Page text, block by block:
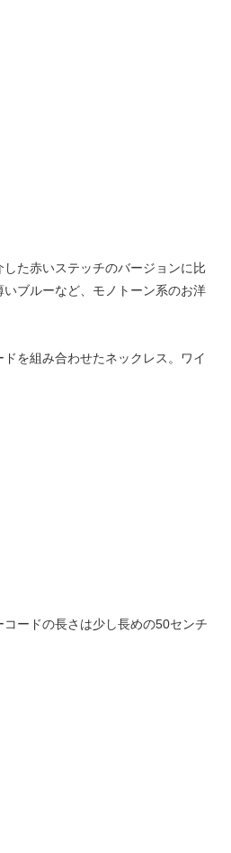
た赤いステッチのバージョンに比
ブルーなど、モノトーン系のお洋
を組み合わせたネックレス。ワイ
ードの長さは少し長めの50センチ